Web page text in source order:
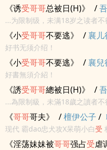
了个风流鬼》《教养造成的婚
<br>●cp:外冷内热缺爱哥哥受×
《诱受哥哥总被日(H)》 /
...为限制级，未满18岁之读者
偏激病态占有欲弟弟攻
了……<br><br>文章有肉有剧情
受不洁
《小受哥哥不要逃》 /襄儿
好书无须介绍！
《小受哥哥不要逃》 /襄兒
好書無須介紹！
《誘受哥哥總被日(H)》 /
...為限制級，未滿18歲之讀者
偏激病態佔有慾弟弟攻
了……<br><br>文章有肉有劇
受不潔
《哥哥哥夫》 /檀伊公子 /
现代 霸dao忠犬攻X呆萌小白受
久终于找机会把受吃掉了攻受恋
《淫荡妹妹被哥哥强占受虐